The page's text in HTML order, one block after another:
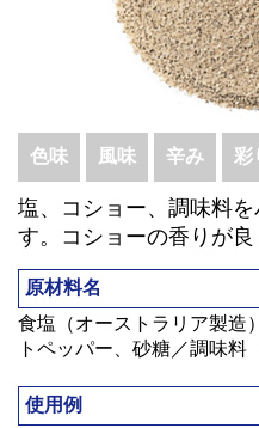
色味 風味 辛み 彩
塩、コショー、調味料
す。コショーの香りが良
原材料名
食塩（オーストラリア製造
トペッパー、砂糖／調味料
使用例